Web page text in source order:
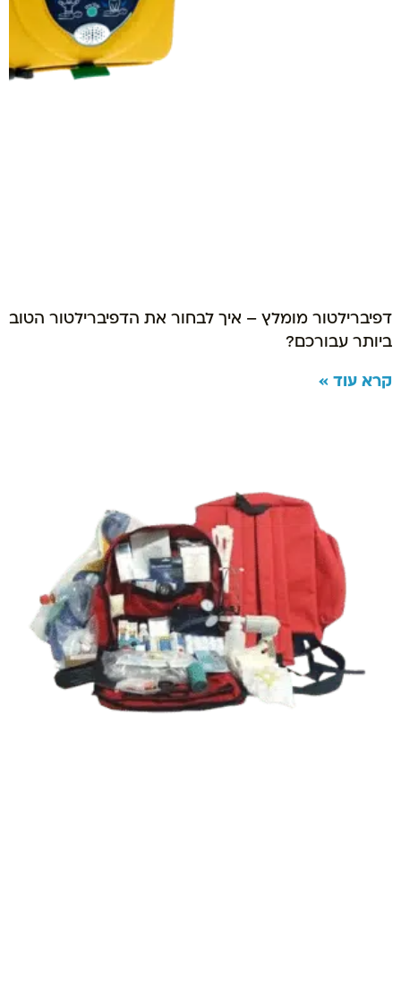
דפיברילטור מומלץ – איך לבחור את הדפיברילטור הטוב
ביותר עבורכם?
קרא עוד »